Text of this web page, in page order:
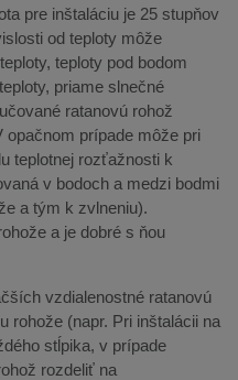
pre inštaláciu je 25 stupňov
od teploty môže
teploty pod bodom
priame slnečné
ratanovú rohož
prípade môže pri
teplotnej rozťažnosti k
v bodoch a medzi bodmi
a tým k zvlneniu).
a je dobré s ňou
vzdialenostné ratanovú
rohože (napr. Pri inštalácii na
stĺpika, v prípade
rozdeliť na